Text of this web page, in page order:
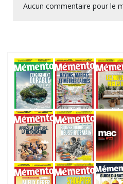
Aucun commentaire pour le